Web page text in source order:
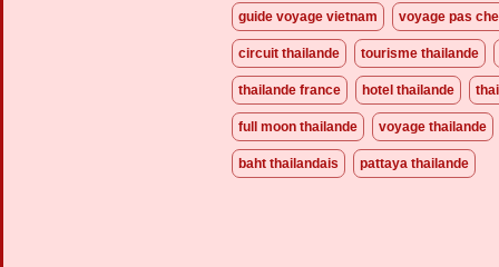
guide voyage vietnam voyage pas
circuit thailande tourisme thailande
thailande france hotel thailande
full moon thailande voyage thailande
baht thailandais pattaya thailande